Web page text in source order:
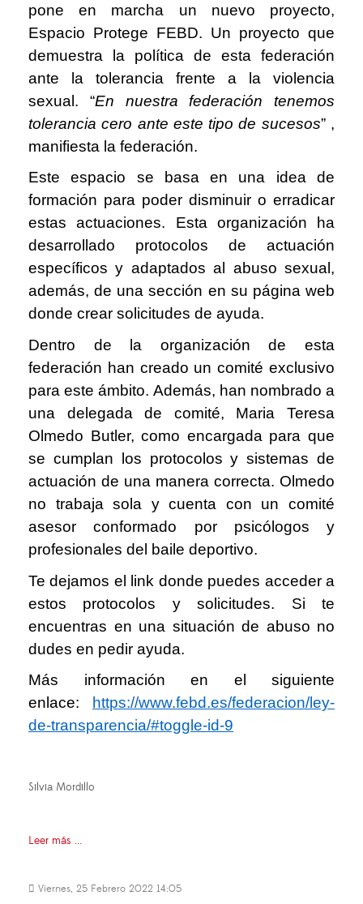
pone en marcha un nuevo proyecto,
Espacio Protege FEBD. Un proyecto que
demuestra la política de esta federación
ante la tolerancia frente a la violencia
sexual. “En nuestra federación tenemos
tolerancia cero ante este tipo de sucesos” ,
manifiesta la federación.
Este espacio se basa en una idea de
formación para poder disminuir o erradicar
estas actuaciones. Esta organización ha
desarrollado protocolos de actuación
específicos y adaptados al abuso sexual,
además, de una sección en su página web
donde crear solicitudes de ayuda.
Dentro de la organización de esta
federación han creado un comité exclusivo
para este ámbito. Además, han nombrado a
una delegada de comité, Maria Teresa
Olmedo Butler, como encargada para que
se cumplan los protocolos y sistemas de
actuación de una manera correcta. Olmedo
no trabaja sola y cuenta con un comité
asesor conformado por psicólogos y
profesionales del baile deportivo.
Te dejamos el link donde puedes acceder a
estos protocolos y solicitudes. Si te
encuentras en una situación de abuso no
dudes en pedir ayuda.
Más información en el siguiente
enlace:
https://www.febd.es/federacion/ley-
de-transparencia/#toggle-id-9
Silvia Mordillo
Leer más ...
Viernes, 25 Febrero 2022 14:05